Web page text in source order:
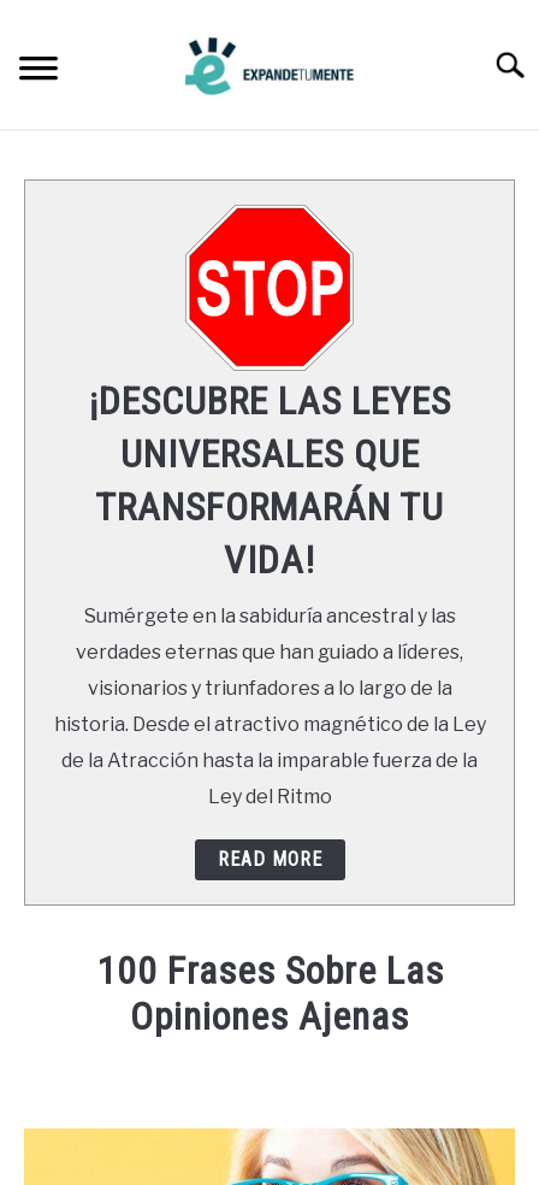
content
LEYES UNIVERSALES
RECURSOS
NEWSLETTER
¡DESCUBRE LAS LEYES
UNIVERSALES QUE
TRANSFORMARÁN TU
VIDA!
Sumérgete en la sabiduría ancestral y las
verdades eternas que han guiado a líderes,
visionarios y triunfadores a lo largo de la
historia. Desde el atractivo magnético de la Ley
de la Atracción hasta la imparable fuerza de la
Ley del Ritmo
READ MORE
100 Frases Sobre Las
Opiniones Ajenas